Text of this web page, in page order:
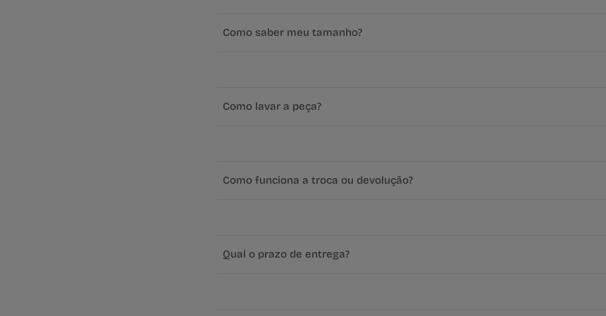
Como saber meu tamanho?
Como lavar a peça?
Como funciona a troca ou devolução?
Qual o prazo de entrega?